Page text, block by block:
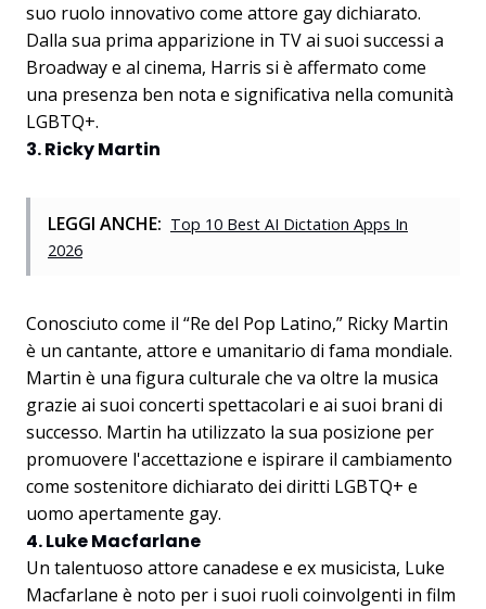
suo ruolo innovativo come attore gay dichiarato.
Dalla sua prima apparizione in TV ai suoi successi a
Broadway e al cinema, Harris si è affermato come
una presenza ben nota e significativa nella comunità
LGBTQ+.
3. Ricky Martin
LEGGI ANCHE: Top 10 Best AI Dictation Apps In
2026
Conosciuto come il “Re del Pop Latino,” Ricky Martin
è un cantante, attore e umanitario di fama mondiale.
Martin è una figura culturale che va oltre la musica
grazie ai suoi concerti spettacolari e ai suoi brani di
successo. Martin ha utilizzato la sua posizione per
promuovere l'accettazione e ispirare il cambiamento
come sostenitore dichiarato dei diritti LGBTQ+ e
uomo apertamente gay.
4. Luke Macfarlane
Un talentuoso attore canadese e ex musicista, Luke
Macfarlane è noto per i suoi ruoli coinvolgenti in film